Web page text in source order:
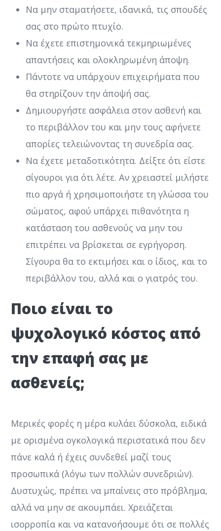
Να μην σταματήσετε, ιδανικά, τις σπουδές
σας στο πρώτο πτυχίο.
Να έχετε επιστημονικά τεκμηριωμένες
απαντήσεις και ολοκληρωμένη άποψη.
Πάντοτε να υπάρχουν επιχειρήματα που
θα στηρίζουν την άποψή σας.
Δημιουργήστε ασφάλεια στον ασθενή και
το περιβάλλον του και μην τους αφήνετε
απορίες τελειώνοντας τη συνεδρία σας.
Να έχετε μεταδοτικότητα. Δείξτε ότι είστε
σίγουροι για ότι λέτε. Αν χρειαστεί μιλήστε
πιο αργά ή χρησιμοποιήστε τη γλώσσα του
σώματος, αφού υπάρχει πιθανότητα η
κατάσταση του ασθενούς να μην του
επιτρέπει να βρίσκεται σε εγρήγορση.
Σίγουρα θα το εκτιμήσει και ο ίδιος, και το
περιβάλλον του, αλλά και ο γιατρός του.
Ποιο είναι το
ψυχολογικό κόστος από
την επαφή σας με
ασθενείς;
Μερικές φορές η μέρα κυλάει δύσκολα, ειδικά
με ορισμένα ογκολογικά περιστατικά που δεν
πάνε καλά ή έχεις συνδεθεί μαζί τους
προσωπικά (λόγω των πολλών συνεδριών).
Δυστυχώς, πρέπει να μπαίνεις στο πρόβλημα,
αλλά να μην σε ακουμπάει. Χρειάζεται
ισορροπία και να κατανοήσουμε ότι σε πολλές